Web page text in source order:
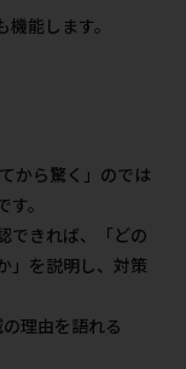
能します。
から驚く」のでは
。
できれば、「どの
」を説明し、対策
理由を語れる